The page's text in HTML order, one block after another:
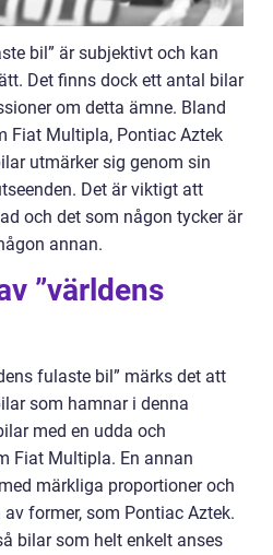
bil” är subjektivt och kan
Det finns dock ett antal bilar
om detta ämne. Bland
Fiat Multipla, Pontiac Aztek
utmärker sig genom sin
Det är viktigt att
och det som någon tycker är
annan.
”världens
fulaste bil” märks det att
som hamnar i denna
med en udda och
Fiat Multipla. En annan
märkliga proportioner och
former, som Pontiac Aztek.
bilar som helt enkelt anses